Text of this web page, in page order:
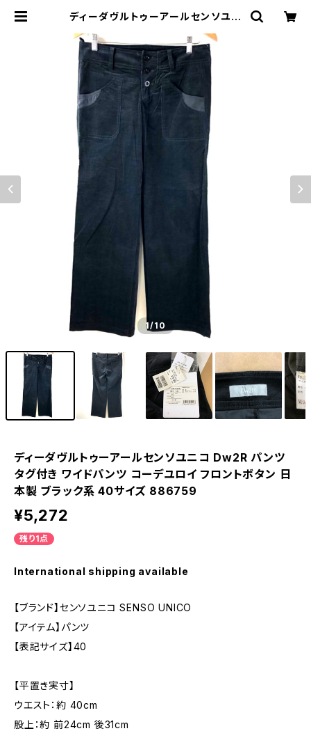
ディーダヴルトゥーアールセンソユニ
ンツ コーデユロイ フロントボタン 日
本製 ブラック系 40サイズ 886759
| Ethical Store
1/10
ディーダヴルトゥーアールセンソユニコ Dw2R パンツ
タグ付き ワイドパンツ コーデユロイ フロントボタン 日
本製 ブラック系 40サイズ 886759
¥5,272
残り1点
International shipping available
【ブランド】センソユニコ SENSO UNICO
【アイテム】パンツ
【表記サイズ】40
【平置き実寸】
ウエスト：約 40cm
股上：約 前24cm 後31cm